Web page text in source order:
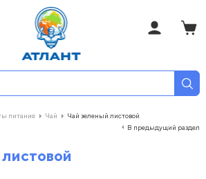
питания Чай
Чай зеленый листовой
В предыдущий раздел